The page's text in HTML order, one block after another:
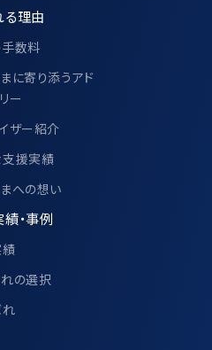
用目的」に記載され
管理責任者
洲二丁目2番1号 東
重洲 八重洲セントラル
ートナーズ株式会社
村 悟
利用②
理由
数料
に寄り添うアド
ー
ザー紹介
援実績
への想い
・事例
の選択